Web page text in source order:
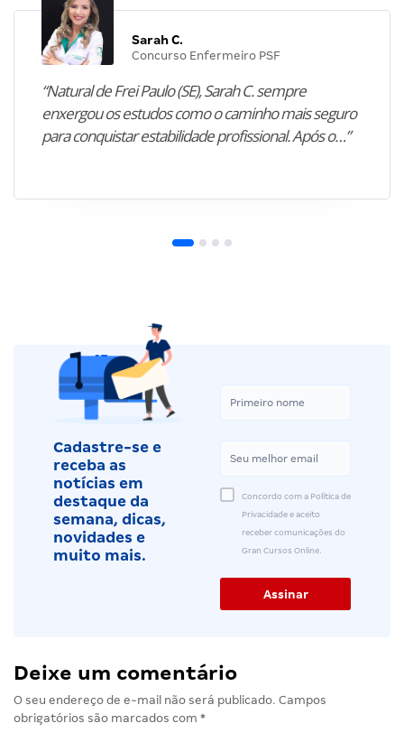
Sarah C.
Concurso Enfermeiro PSF
“Natural de Frei Paulo (SE), Sarah C. sempre
enxergou os estudos como o caminho mais seguro
para conquistar estabilidade profissional. Após o…”
Cadastre-se e
receba as
notícias em
destaque da
semana, dicas,
novidades e
muito mais.
Concordo com a Política de
Privacidade e aceito
receber comunicações do
Gran Cursos Online.
Deixe um comentário
O seu endereço de e-mail não será publicado. Campos
obrigatórios são marcados com *